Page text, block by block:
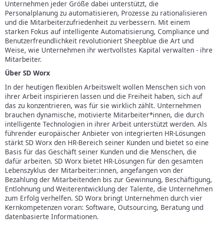
Unternehmen jeder Größe dabei unterstützt, die
Personalplanung zu automatisieren, Prozesse zu rationalisieren
und die Mitarbeiterzufriedenheit zu verbessern. Mit einem
starken Fokus auf intelligente Automatisierung, Compliance und
Benutzerfreundlichkeit revolutioniert Sheepblue die Art und
Weise, wie Unternehmen ihr wertvollstes Kapital verwalten - ihre
Mitarbeiter.
Über SD Worx
In der heutigen flexiblen Arbeitswelt wollen Menschen sich von
ihrer Arbeit inspirieren lassen und die Freiheit haben, sich auf
das zu konzentrieren, was für sie wirklich zählt. Unternehmen
brauchen dynamische, motivierte Mitarbeiter*innen, die durch
intelligente Technologien in ihrer Arbeit unterstützt werden. Als
führender europäischer Anbieter von integrierten HR-Lösungen
stärkt SD Worx den HR-Bereich seiner Kunden und bietet so eine
Basis für das Geschäft seiner Kunden und die Menschen, die
dafür arbeiten. SD Worx bietet HR-Lösungen für den gesamten
Lebenszyklus der Mitarbeiter:innen, angefangen von der
Bezahlung der Mitarbeitenden bis zur Gewinnung, Beschäftigung,
Entlohnung und Weiterentwicklung der Talente, die Unternehmen
zum Erfolg verhelfen. SD Worx bringt Unternehmen durch vier
Kernkompetenzen voran: Software, Outsourcing, Beratung und
datenbasierte Informationen.